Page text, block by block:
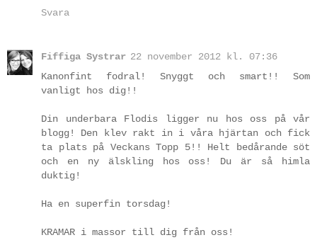
Svara
Fiffiga Systrar 22 november 2012 kl. 07:36
Kanonfint fodral! Snyggt och smart!! Som
vanligt hos dig!!
Din underbara Flodis ligger nu hos oss på vår
blogg! Den klev rakt in i våra hjärtan och fick
ta plats på Veckans Topp 5!! Helt bedårande söt
och en ny älskling hos oss! Du är så himla
duktig!
Ha en superfin torsdag!
KRAMAR i massor till dig från oss!